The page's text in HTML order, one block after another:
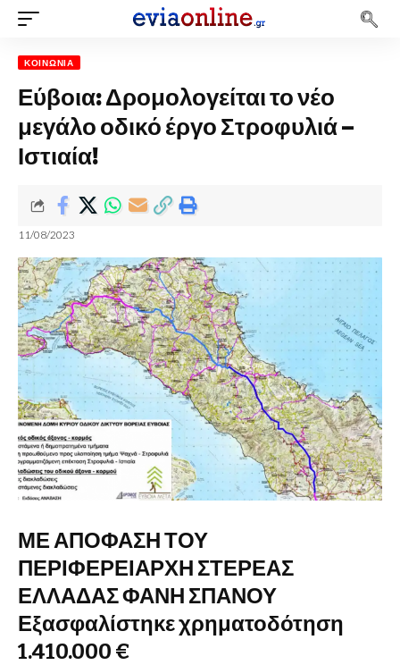
ΚΟΙΝΩΝΊΑ
Εύβοια: Δρομολογείται το νέο
μεγάλο οδικό έργο Στροφυλιά –
Ιστιαία!
11/08/2023
ΜΕ ΑΠΟΦΑΣΗ ΤΟΥ
ΠΕΡΙΦΕΡΕΙΑΡΧΗ ΣΤΕΡΕΑΣ
ΕΛΛΑΔΑΣ ΦΑΝΗ ΣΠΑΝΟΥ
Εξασφαλίστηκε χρηματοδότηση
1.410.000 €